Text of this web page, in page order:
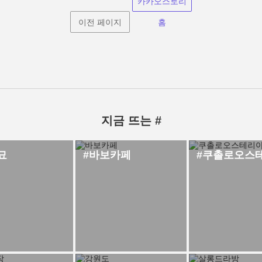
이전 페이지 홈
지금 뜨는 #
#바보카페 #쿠촐로오스